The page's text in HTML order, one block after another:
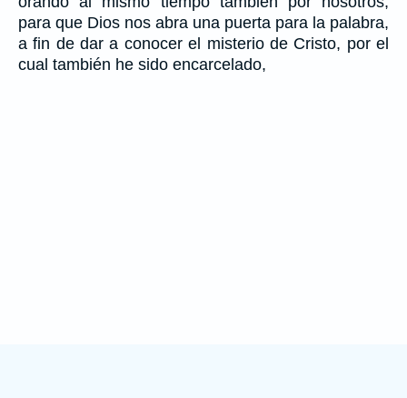
para que Dios nos abra una puerta para la palabra,
a fin de dar a conocer el misterio de Cristo, por el
cual también he sido encarcelado,